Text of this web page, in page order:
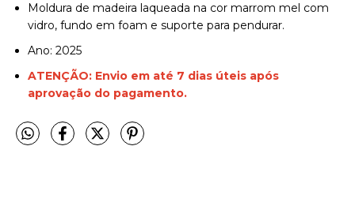
Moldura de madeira laqueada na cor marrom mel com
vidro, fundo em foam e suporte para pendurar.
Ano: 2025
ATENÇÃO: Envio em até 7 dias úteis após
aprovação do pagamento.